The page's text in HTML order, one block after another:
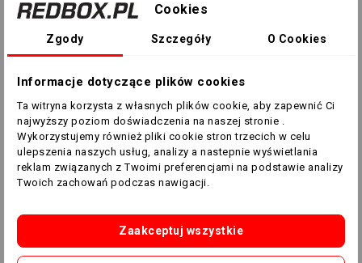
DOMOWA KOSZULKA AC MILAN
Niezależnie od tego, czy kibicujesz swojej drużynie z
trybun, czy z kanapy, nie ma lepszego sposobu na
okazanie wsparcia niż ta autentyczna replika koszulki
noszonej przez zawodników A.C. Milan na domowej
murawie.
najmniej 20% z materiałów pochodzących z recyklingu
jako krok ku lepszej przyszłości.
Cookies
Zgody Szczegóły O Cookies
Informacje dotyczące plików cookies
Ta witryna korzysta z własnych plików cookie, aby zapewnić Ci
najwyższy poziom doświadczenia na naszej stronie .
Wykorzystujemy również pliki cookie stron trzecich w celu
ulepszenia naszych usług, analizy a nastepnie wyświetlania
reklam związanych z Twoimi preferencjami na podstawie analizy
Twoich zachowań podczas nawigacji.
Zaakceptuj wszystkie